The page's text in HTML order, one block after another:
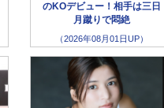
のKOデビュー！相手は三日
月蹴りで悶絶
（2026年08月01日UP）